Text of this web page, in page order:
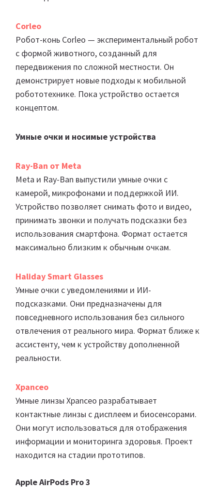
Corleo
Робот-конь Corleo — экспериментальный робот
с формой животного, созданный для
передвижения по сложной местности. Он
демонстрирует новые подходы к мобильной
робототехнике. Пока устройство остается
концептом.
Умные очки и носимые устройства
Ray-Ban от Meta
Meta и Ray-Ban выпустили умные очки с
камерой, микрофонами и поддержкой ИИ.
Устройство позволяет снимать фото и видео,
принимать звонки и получать подсказки без
использования смартфона. Формат остается
максимально близким к обычным очкам.
Haliday Smart Glasses
Умные очки с уведомлениями и ИИ-
подсказками. Они предназначены для
повседневного использования без сильного
отвлечения от реального мира. Формат ближе к
ассистенту, чем к устройству дополненной
реальности.
Xpanceo
Умные линзы Xpanceo разрабатывает
контактные линзы с дисплеем и биосенсорами.
Они могут использоваться для отображения
информации и мониторинга здоровья. Проект
находится на стадии прототипов.
Apple AirPods Pro 3